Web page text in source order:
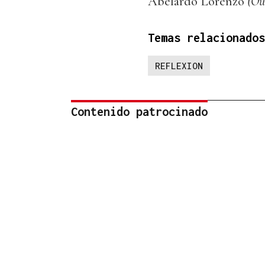
Temas relacionados
REFLEXION
Contenido patrocinado